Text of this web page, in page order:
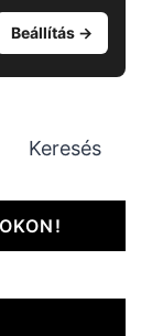
Beállítás →
Keresés